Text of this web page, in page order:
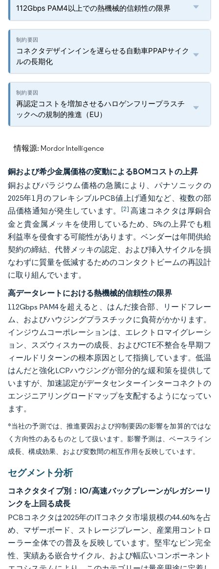
112Gbps PAM4以上での熱機械的信頼性の限界
コネクタデザインインを遅らせる自動車PPAPサイク
ルの長期化
再認定コストを増加させるハロゲンフリープラスチ
ックへの規制的推進（EU）
情報源: Mordor Intelligence
銅および希少金属価格の変動によるBOMコストの上昇
銅およびパラジウム価格の急騰により、パナソニックの
2025年1月のフレキシブルPCB値上げ通知など、複数の部
品価格通知が発生しています。 [2] 高速コネクタは厚銅合
金と貴金属メッキを使用しているため、5%の上昇でも粗
利益率を侵食する可能性があります。ベンダーは年間供給
契約の締結、代替メッキの認定、および挿入サイクルを損
なわずに質量を低減するためのコンタクトビームの再設計
に取り組んでいます。
高データレートにおける熱機械的信頼性の限界
112Gbps PAM4を超えると、はんだ接合部、リードフレー
ム、およびハウジングプラスチックに負荷がかかります。
インジウムコーポレーションは、エレクトロマイグレーシ
ョン、スズウィスカーの成長、およびCTE不整合を早期フ
ィールドリターンの根本原因として指摘しています。低温
はんだと強化LCPハウジングが部分的な緩和策を提供して
いますが、加速認定がデータセンターインターコネクトの
エンジニアリングロードマップを支配するようになってい
ます。
*当社の予測では、推進要因および抑制要因の影響を加算的ではな
く方向性のあるものとして扱います。影響予測は、ベースライン
成長、構成効果、および変数間の相互作用を反映しています。
セグメント分析
コネクタタイプ別：IO/高速バックプレーンがレガシーリ
ンクを上回る成長
PCBコネクタは2025年のITコネクタ市場規模の44.60%を占
め、マザーボード、ストレージプレーン、産業用コントロ
ーラー全体での普及を反映しています。堅牢なピン完全
性、実績ある嵌合サイクル、および幅広いコンポーネント